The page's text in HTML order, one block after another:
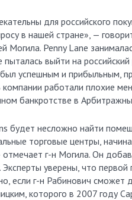
для российского
в нашей стране», —
Могила. Penny Lane
выйти на
успешным и прибыльным,
работали плохие
банкротстве в
будет несложно найти
торговые центры,
г-н Могила. Он
уверены, что
если г-н Рабинович сможет
которого в 2007 году